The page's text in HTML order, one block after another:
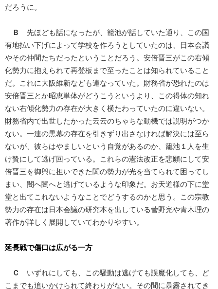
だろうに。
Ｂ
先ほども話になったが、籠池が話していた通り、この国
有地払い下げによって学校を作ろうとしていたのは、日本会議
やその仲間たちだったということだろう。安倍晋三がこの右傾
化勢力に抱えられて再登板まで至ったことは知られていること
だ。これに大阪維新なども連なっていた。財務省が恐れたのは
安倍晋三とか昭恵単体がどうこうというより、この得体の知れ
ない右傾化勢力の存在が大きく横たわっていたのに違いない。
財務省内で出世したかった云云のちゃちな動機では説明がつか
ない。一連の黒幕の存在を引きずり出さなければ解決には至ら
ないが、彼らはやましいという自覚があるのか、籠池１人を生
け贄にして逃げ回っている。これらの憲法改正を悲願にして安
倍晋三を御輿に担いできた闇の勢力が光を当てられて困ってし
まい、闇へ闇へと逃げているような印象だ。お天道様の下に堂
堂と出てこれないようなことでどうするのかと思う。この宗教
勢力の存在は日本会議の研究本を出している菅野完や青木理の
著作が詳しく展開していてわかりやすい。
延長戦で傷口は広がる一方
Ｃ
いずれにしても、この騒動は逃げても誤魔化しても、ど
こまでも追いかけられて終わりがない。その間に暴露されてき